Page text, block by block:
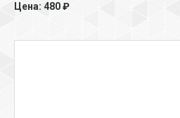
Цена: 480 ₽